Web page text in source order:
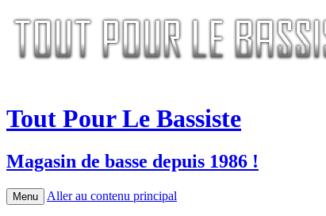
Tout Pour Le Bassiste
Magasin de basse depuis 1986 !
Menu Aller au contenu principal